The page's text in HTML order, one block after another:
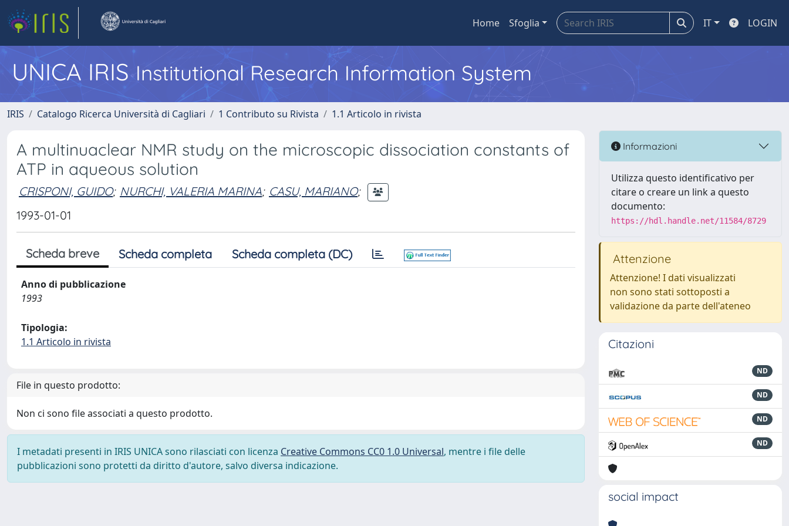
Home Sfoglia IT LOGIN
UNICA IRISInstitutional Research Information System
IRIS Catalogo Ricerca Università di Cagliari 1 Contributo su Rivista 1.1 Articolo in rivista
A multinuaclear NMR study on the microscopic dissociation constants of
ATP in aqueous solution
CRISPONI, GUIDO; NURCHI, VALERIA MARINA; CASU, MARIANO;
1993-01-01
Scheda breve Scheda completa Scheda completa (DC)
Anno di pubblicazione
1993
Tipologia:
1.1 Articolo in rivista
File in questo prodotto:
Non ci sono file associati a questo prodotto.
I metadati presenti in IRIS UNICA sono rilasciati con licenza Creative Commons CC0 1.0 Universal, mentre i file delle
pubblicazioni sono protetti da diritto d'autore, salvo diversa indicazione.
Informazioni
Utilizza questo identificativo per
citare o creare un link a questo
documento:
https://hdl.handle.net/11584/8729
Attenzione
Attenzione! I dati visualizzati
non sono stati sottoposti a
validazione da parte dell'ateneo
Citazioni
ND
ND
ND
ND
social impact